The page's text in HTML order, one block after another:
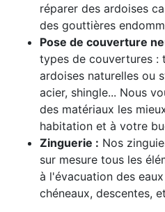
réparer des ardoises
des gouttières
Pose de couverture
types de couvertures :
ardoises naturelles ou
acier, shingle... Nous
des matériaux les
habitation et à votre
Zinguerie : Nos
sur mesure tous les
à l'évacuation des
chéneaux, descentes,